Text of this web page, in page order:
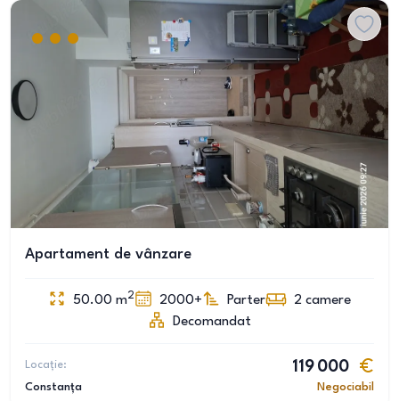
Apartament de vânzare
50.00 m2 2000+ Parter 2 camere
Decomandat
Locație:
Constanța
119 000
Negociabil